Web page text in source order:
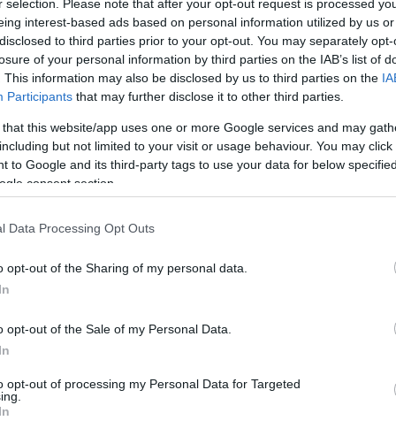
selection. Please note that after your opt-out request is processed
interest-based ads based on personal information utilized by us
to third parties prior to your opt-out. You may separately
of your personal information by third parties on the IAB’s list of
This information may also be disclosed by us to third parties on the
Participants that may further disclose it to other third parties.
that this website/app uses one or more Google services and may
but not limited to your visit or usage behaviour. You may
to Google and its third-party tags to use your data for below
consent section.
Data Processing Opt Outs
opt-out of the Sharing of my personal data.
opt-out of the Sale of my Personal Data.
opt-out of processing my Personal Data for Targeted
Βασίλης Κόκκαλης:
καθώς παρά το ότι οι φλόγες έφτασαν έως και
στα Βίλια ενώ οι φλόγες έχουν περικυκλώσει
στην έκτακτη ενημερωτική εκπομπή
ότι η φωτιά θα οριοθετηθεί, και γι’ αυτό
της περιοχής. Όπως ανέφεραν κυβερνητικές
με επίγειες δυνάμεις ώστε να μην πλησιάσει
Flash.grστην αναζήτηση τηςGoogle